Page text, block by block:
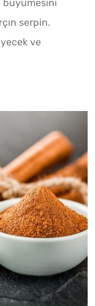
büyümesini
serpin.
ve